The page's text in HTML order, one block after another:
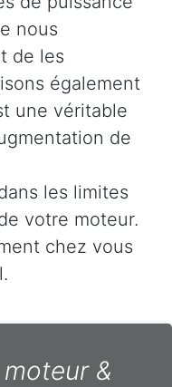
nous
de les
également
une véritable
de
les limites
votre moteur.
chez vous
&